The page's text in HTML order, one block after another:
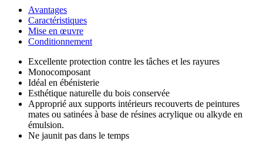
Avantages
Caractéristiques
Mise en œuvre
Conditionnement
Excellente protection contre les tâches et les rayures
Monocomposant
Idéal en ébénisterie
Esthétique naturelle du bois conservée
Approprié aux supports intérieurs recouverts de peintures
mates ou satinées à base de résines acrylique ou alkyde en
émulsion.
Ne jaunit pas dans le temps